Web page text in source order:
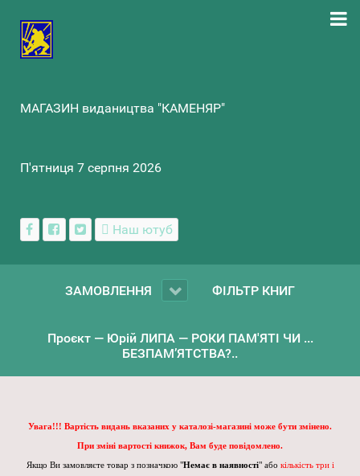
МАГАЗИН видаництва "КАМЕНЯР"
П'ятниця 7 серпня 2026
Наш ютуб
ЗАМОВЛЕННЯ ФІЛЬТР КНИГ
Проєкт — Юрій ЛИПА — РОКИ ПАМ'ЯТІ ЧИ ...
БЕЗПАМ’ЯТСТВА?..
Увага!!! Вартість видань вказаних у каталозі-магазині може бути змінено.
При зміні вартості книжок, Вам буде повідомлено.
Якщо Ви замовляєте товар з позначкою "Немає в наявності" або кількість три і